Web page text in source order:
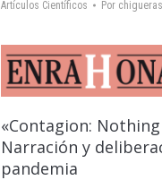
Artículos Científicos Por chigueras
«Contagion:
Narración y
pandemia